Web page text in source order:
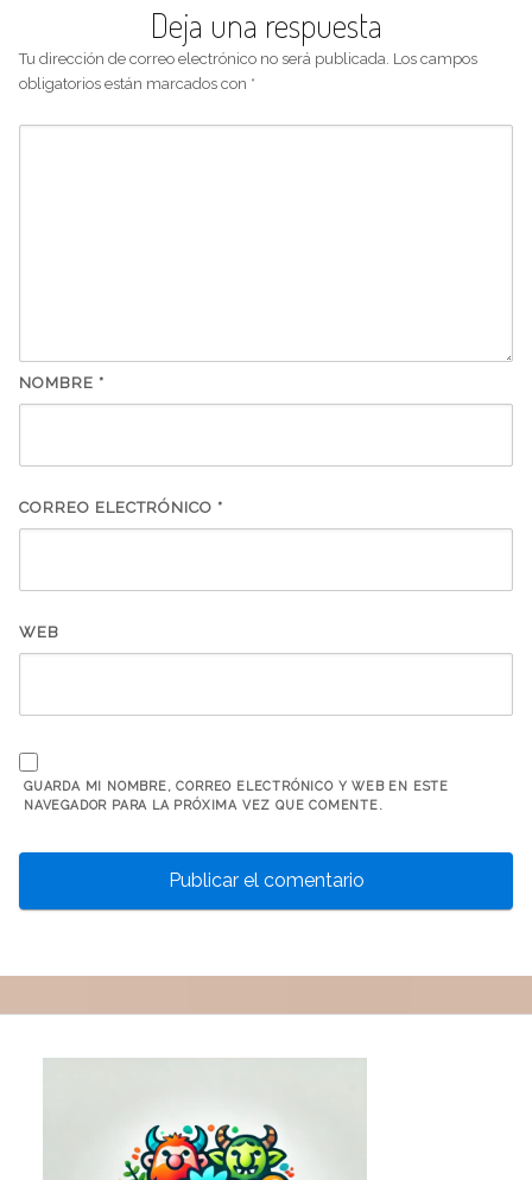
Deja una respuesta
Tu dirección de correo electrónico no será publicada. Los campos
obligatorios están marcados con *
NOMBRE *
CORREO ELECTRÓNICO *
WEB
GUARDA MI NOMBRE, CORREO ELECTRÓNICO Y WEB EN ESTE
NAVEGADOR PARA LA PRÓXIMA VEZ QUE COMENTE.